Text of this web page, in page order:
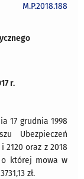
M.P.2018.188
r.
17 grudnia 1998
Ubezpieczeń
2120 oraz z 2018
o której mowa w
zł.